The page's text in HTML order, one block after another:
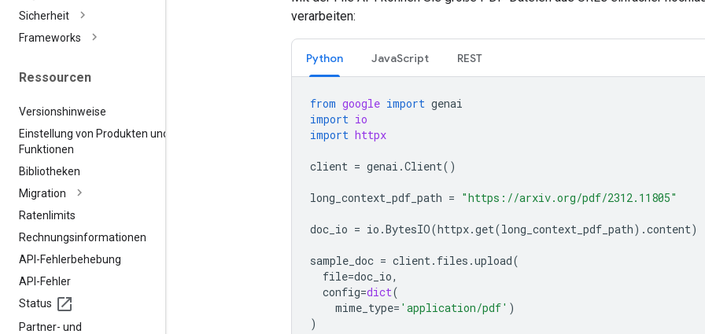
Sicherheit
Frameworks
Ressourcen
Versionshinweise
Einstellung von Produkten und
Funktionen
Bibliotheken
Migration
Ratenlimits
Rechnungsinformationen
API-Fehlerbehebung
API-Fehler
Status
Partner- und
verarbeiten:
Python JavaScript REST
from google import genai
import io
import httpx
client = genai .Client()
long_context_pdf_path = "https://arxiv.org/pdf/2312.11805"
doc_io = io .BytesIO(httpx.get(long_context_pdf_path) .content)
sample_doc = client. files .upload(
file=doc_io,
config=dict(
mime_type= 'application/pdf' )
)